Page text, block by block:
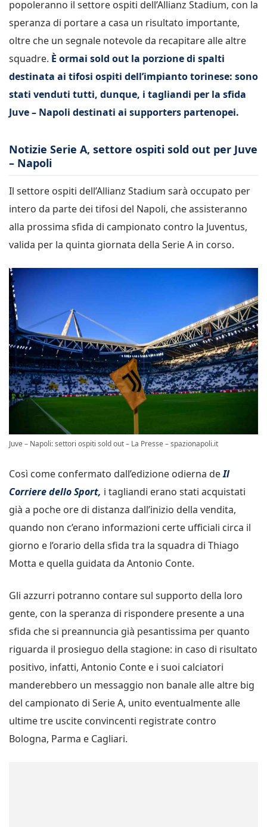
popoleranno il settore ospiti dell’Allianz Stadium, con la
speranza di portare a casa un risultato importante,
oltre che un segnale notevole da recapitare alle altre
squadre. È ormai sold out la porzione di spalti
destinata ai tifosi ospiti dell’impianto torinese: sono
stati venduti tutti, dunque, i tagliandi per la sfida
Juve – Napoli destinati ai supporters partenopei.
Notizie Serie A, settore ospiti sold out per Juve
– Napoli
Il settore ospiti dell’Allianz Stadium sarà occupato per
intero da parte dei tifosi del Napoli, che assisteranno
alla prossima sfida di campionato contro la Juventus,
valida per la quinta giornata della Serie A in corso.
Juve – Napoli: settori ospiti sold out – La Presse – spazionapoli.it
Così come confermato dall’edizione odierna deIl
Corriere dello Sport, i tagliandi erano stati acquistati
già a poche ore di distanza dall’inizio della vendita,
quando non c’erano informazioni certe ufficiali circa il
giorno e l’orario della sfida tra la squadra di Thiago
Motta e quella guidata da Antonio Conte.
Gli azzurri potranno contare sul supporto della loro
gente, con la speranza di rispondere presente a una
sfida che si preannuncia già pesantissima per quanto
riguarda il prosieguo della stagione: in caso di risultato
positivo, infatti, Antonio Conte e i suoi calciatori
manderebbero un messaggio non banale alle altre big
del campionato di Serie A, unito eventualmente alle
ultime tre uscite convincenti registrate contro
Bologna, Parma e Cagliari.